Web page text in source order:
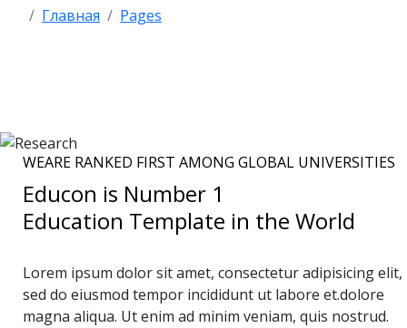
Главная Pages
WEARE RANKED FIRST AMONG GLOBAL UNIVERSITIES
Educon is Number 1
Education Template in the World
Lorem ipsum dolor sit amet, consectetur adipisicing elit,
sed do eiusmod tempor incididunt ut labore et.dolore
magna aliqua. Ut enim ad minim veniam, quis nostrud.